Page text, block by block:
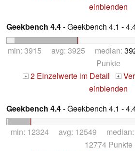
einblenden
Geekbench 4.4- Geekbench 4.1 -
min: 3915 avg: 3925 median:
Punkte
+ 2 Einzelwerte im Detail +
einblenden
Geekbench 4.4- Geekbench 4.1 -
min: 12324 avg: 12549 median:
12774 Punkte